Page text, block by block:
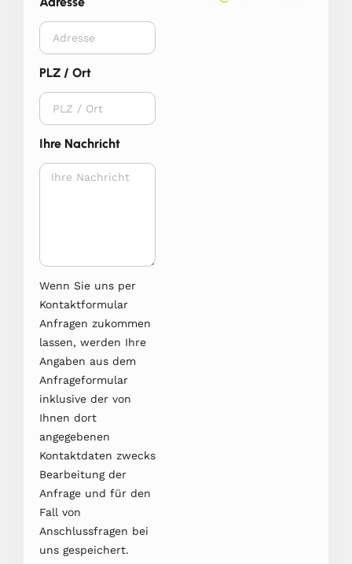
PLZ / Ort
Ihre Nachricht
Wenn Sie uns per
Kontaktformular
Anfragen zukommen
lassen, werden Ihre
Angaben aus dem
Anfrageformular
inklusive der von
Ihnen dort
angegebenen
Kontaktdaten zwecks
Bearbeitung der
Anfrage und für den
Fall von
Anschlussfragen bei
uns gespeichert.